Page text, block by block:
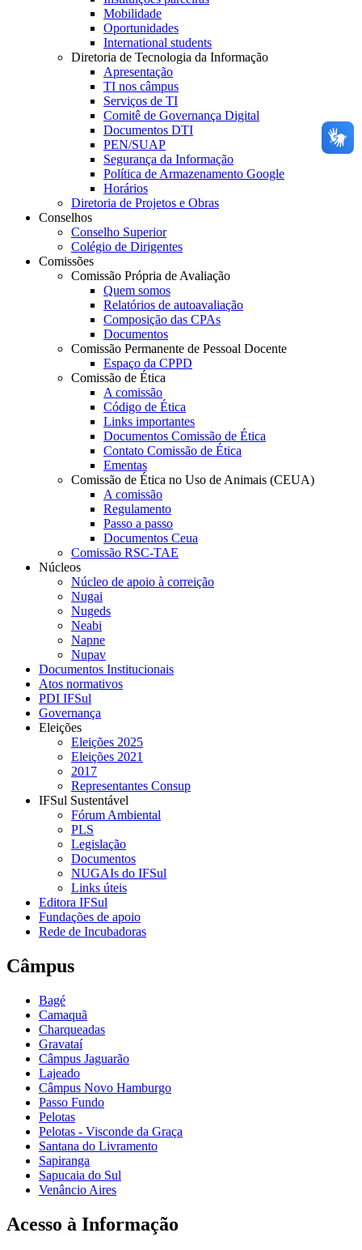
Mobilidade
Oportunidades
International students
Diretoria de Tecnologia da Informação
Apresentação
TI nos câmpus
Serviços de TI
Comitê de Governança Digital
Documentos DTI
PEN/SUAP
Segurança da Informação
Política de Armazenamento Google
Horários
Diretoria de Projetos e Obras
Conselhos
Conselho Superior
Colégio de Dirigentes
Comissões
Comissão Própria de Avaliação
Quem somos
Relatórios de autoavaliação
Composição das CPAs
Documentos
Comissão Permanente de Pessoal Docente
Espaço da CPPD
Comissão de Ética
A comissão
Código de Ética
Links importantes
Documentos Comissão de Ética
Contato Comissão de Ética
Ementas
Comissão de Ética no Uso de Animais (CEUA)
A comissão
Regulamento
Passo a passo
Documentos Ceua
Comissão RSC-TAE
Núcleos
Núcleo de apoio à correição
Nugai
Nugeds
Neabi
Napne
Nupav
Documentos Institucionais
Atos normativos
PDI IFSul
Governança
Eleições
Eleições 2025
Eleições 2021
2017
Representantes Consup
IFSul Sustentável
Fórum Ambiental
PLS
Legislação
Documentos
NUGAIs do IFSul
Links úteis
Editora IFSul
Fundações de apoio
Rede de Incubadoras
Câmpus
Bagé
Camaquã
Charqueadas
Gravataí
Câmpus Jaguarão
Lajeado
Câmpus Novo Hamburgo
Passo Fundo
Pelotas
Pelotas - Visconde da Graça
Santana do Livramento
Sapiranga
Sapucaia do Sul
Venâncio Aires
Acesso à Informação